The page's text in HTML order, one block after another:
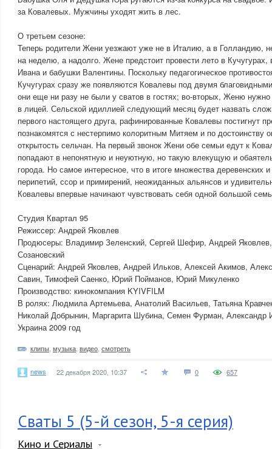
за Ковалевых. Мужчины уходят жить в лес.
О третьем сезоне:
Теперь родители Жени уезжают уже не в Италию, а в Голландию,
на неделю, а надолго. Жене предстоит провести лето в
Ивана и бабушки Валентины. Поскольку педагогическое
Кучугурах сразу же появляются Ковалевы под двумя
они еще ни разу не были у сватов в гостях; во-вторых, Женю нужно
в лицей. Сельской идиллией следующий месяц будет назвать
первого настоящего друга, рафинированные Ковалевы постигнут
познакомятся с нестерпимо колоритным Митяем и по достоинству
открытость сельчан. На первый звонок Жени обе семьи едут к
попадают в непонятную и неуютную, но такую влекущую и
города. Но самое интересное, что в итоге множества деревенских
перипетий, ссор и примирений, неожиданных альянсов и
Ковалевы впервые начинают чувствовать себя одной большой
Студия Квартал 95
Режиссер: Андрей Яковлев
Продюсеры: Владимир Зеленский, Сергей Шефир, Андрей
Созановский
Сценарий: Андрей Яковлев, Андрей Ильков, Алексей Акимов,
Савин, Тимофей Саенко, Юрий Пойманов, Юрий Микуленко
Производство: кинокомпания KYIVFILM
В ролях: Людмила Артемьева, Анатолий Васильев, Татьяна
Николай Добрынин, Маргарита Шубина, Семен Фурман, Александр
Украина 2009 год
клипы музыка видео смотреть
news 22 декабря 2020, 10:37 0 657
Сваты 5 (5-й сезон, 5-я серия)
Кино и Сериалы